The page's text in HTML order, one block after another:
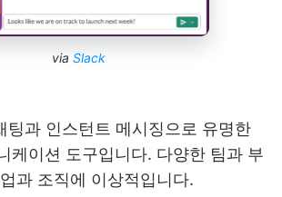
via Slack
팅과 인스턴트 메시징으로 유명한
케이션 도구입니다. 다양한 팀과 부
과 조직에 이상적입니다.